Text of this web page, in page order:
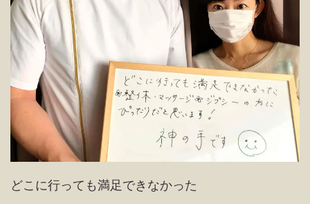
どこに行っても満足できなかった